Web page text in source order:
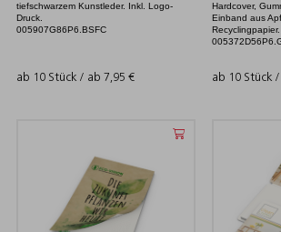
tiefschwarzem Kunstleder. Inkl. Logo-
Druck.
005907G86P6.BSFC
ab 10 Stück / ab 7,95 €
Hardcover,
Einband aus
ab 10 Stück